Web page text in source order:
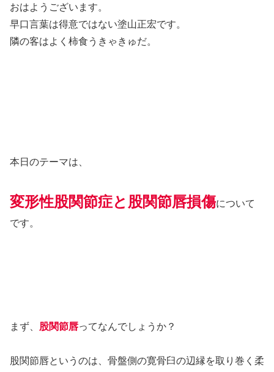
おはようございます。
早口言葉は得意ではない塗山正宏です。
隣の客はよく柿食うきゃきゅだ。
本日のテーマは、
変形性股関節症と股関節唇損傷について
です。
まず、 股関節唇ってなんでしょうか？
股関節唇というのは、骨盤側の寛骨臼の辺縁を取り巻く柔